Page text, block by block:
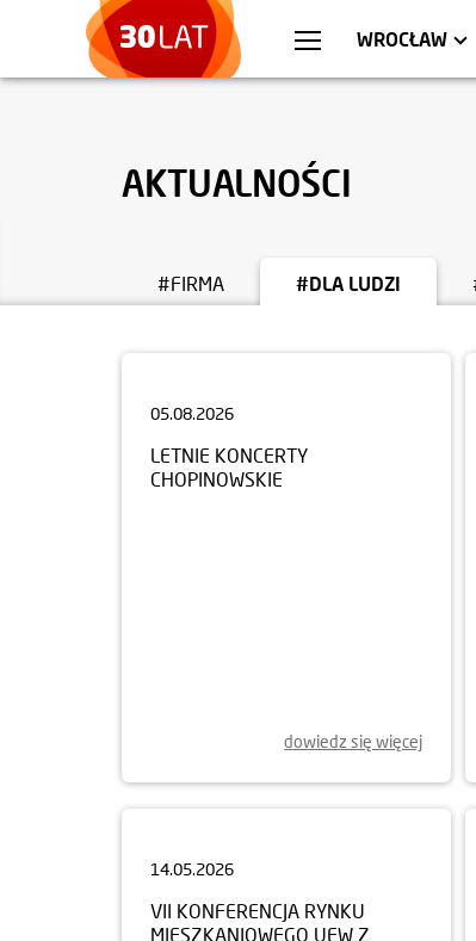
WROCŁAW
WARSZAWA
MIESZKANIA
AKTUALNOŚCI
#FIRMA #DLA LUDZI
LETNIE KONCERTY
CHOPINOWSKIE
dowiedz się więcej
VII KONFERENCJA RYNKU
MIESZKANIOWEGO UEW Z
NASZYM UDZIAŁEM